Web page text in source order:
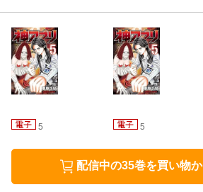
5 5
配信中の35巻を買い物